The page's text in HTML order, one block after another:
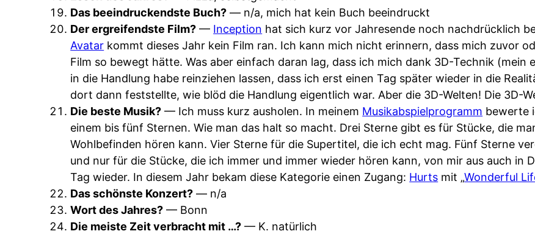
Das beeindruckendste Buch? — n/a, mich hat kein Buch beeindruckt
Der ergreifendste Film? — Inception hat sich kurz vor Jahresende noch nachdrücklich
Avatar kommt dieses Jahr kein Film ran. Ich kann mich nicht erinnern, dass mich zuvor
Film so bewegt hätte. Was aber einfach daran lag, dass ich mich dank 3D-Technik (mein
in die Handlung habe reinziehen lassen, dass ich erst einen Tag später wieder in die
dort dann feststellte, wie blöd die Handlung eigentlich war. Aber die 3D-Welten! Die 3D-
Die beste Musik? — Ich muss kurz ausholen. In meinem Musikabspielprogramm bewerte
einem bis fünf Sternen. Wie man das halt so macht. Drei Sterne gibt es für Stücke, die
Wohlbefinden hören kann. Vier Sterne für die Supertitel, die ich echt mag. Fünf Sterne
und nur für die Stücke, die ich immer und immer wieder hören kann, von mir aus auch in
Tag wieder. In diesem Jahr bekam diese Kategorie einen Zugang: Hurts mit „Wonderful
Das schönste Konzert? — n/a
Wort des Jahres? — Bonn
Die meiste Zeit verbracht mit …? — K. natürlich